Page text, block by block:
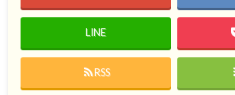
LINE
RSS